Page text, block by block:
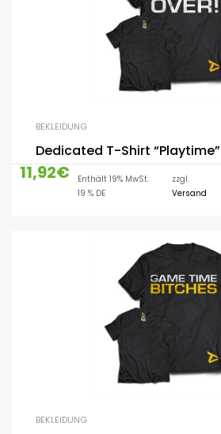
BEKLEIDUNG
Dedicated T-Shirt “Playtime”
11,92€
Enthält 19% MwSt.
19 % DE
zzgl.
Versand
BEKLEIDUNG